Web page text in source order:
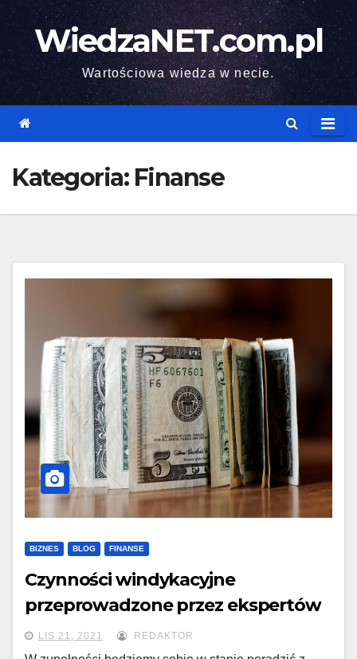
Skip
contentWiedzaNET.com.pl
Wartościowa wiedza w necie.
Kategoria: Finanse
BIZNES BLOG FINANSE
Czynności windykacyjne
przeprowadzone przez ekspertów
LIS 21, 2021 REDAKTOR